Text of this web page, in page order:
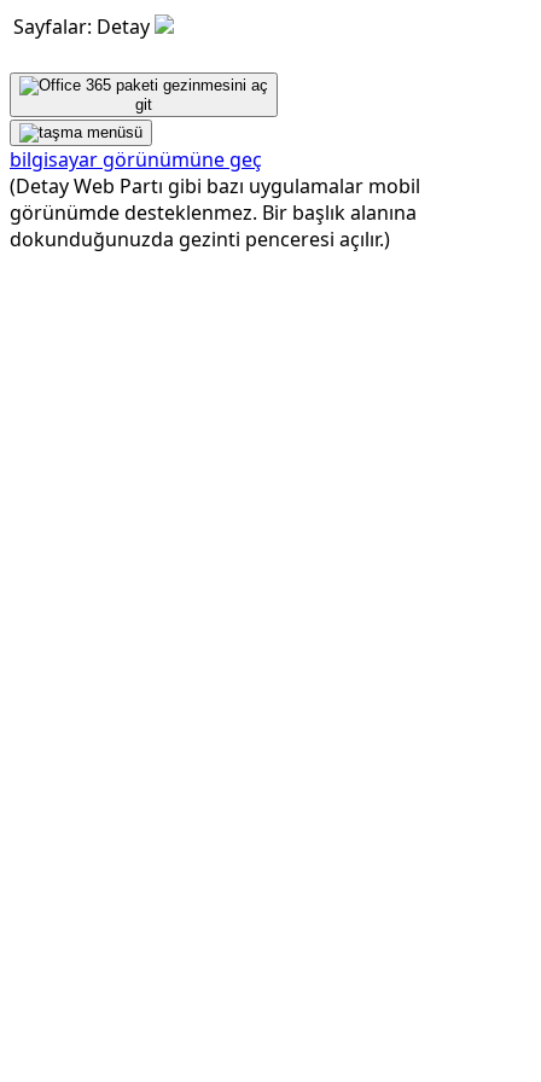
Sayfalar: Detay
git
bilgisayar görünümüne geç
(Detay Web Partı gibi bazı uygulamalar mobil
görünümde desteklenmez. Bir başlık alanına
dokunduğunuzda gezinti penceresi açılır.)